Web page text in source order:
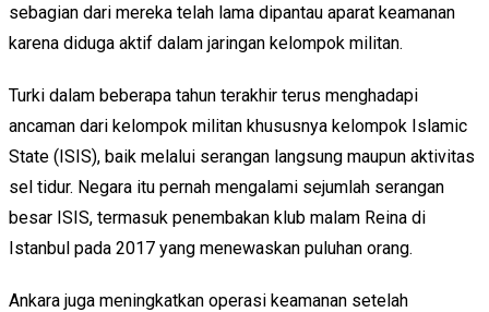
sebagian dari mereka telah lama dipantau aparat keamanan
karena diduga aktif dalam jaringan kelompok militan.
Turki dalam beberapa tahun terakhir terus menghadapi
ancaman dari kelompok militan khususnya kelompok Islamic
State (ISIS), baik melalui serangan langsung maupun aktivitas
sel tidur. Negara itu pernah mengalami sejumlah serangan
besar ISIS, termasuk penembakan klub malam Reina di
Istanbul pada 2017 yang menewaskan puluhan orang.
Ankara juga meningkatkan operasi keamanan setelah